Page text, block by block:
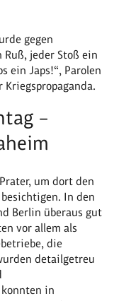
gegen
Ruß, jeder Stoß ein
ein Japs!“, Parolen
–
um dort den
In den
Berlin überaus gut
vor allem als
die
detailgetreu
konnten in